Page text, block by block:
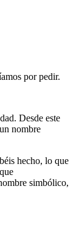
por pedir.
Desde este
nombre
hecho, lo que
simbólico,